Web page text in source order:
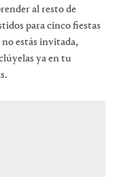
al resto de
para cinco fiestas
estás invitada,
ya en tu